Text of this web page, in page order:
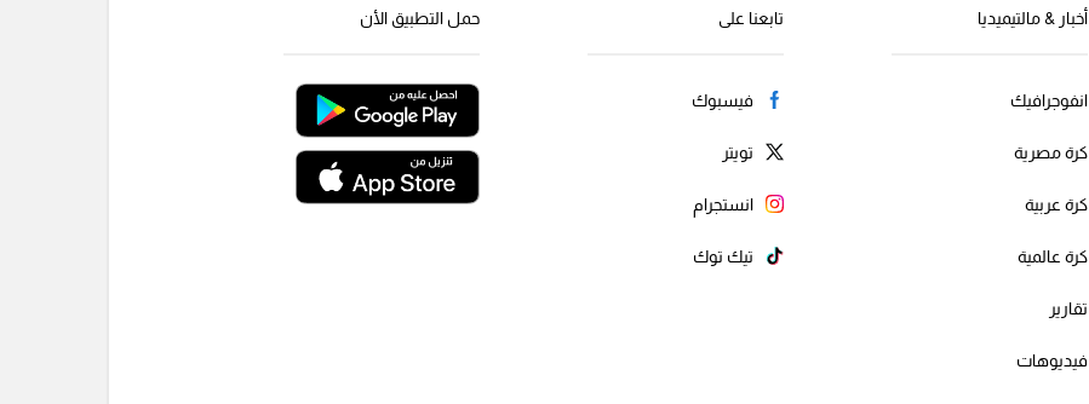
أخبار & مالتيميديا
انفوجرافيك
كرة مصرية
كرة عربية
كرة عالمية
تقارير
فيديوهات
تابعنا على
فيسبوك
تويتر
انستجرام
تيك توك
حمل التطبيق الأن